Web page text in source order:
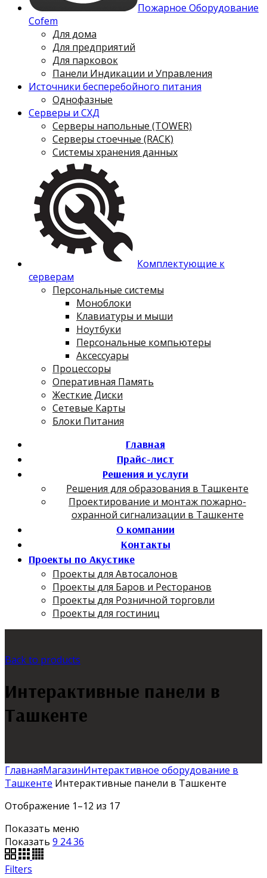
Пожарное Оборудование
Cofem
Для дома
Для предприятий
Для парковок
Панели Индикации и Управления
Источники бесперебойного питания
Однофазные
Серверы и СХД
Серверы напольные (TOWER)
Серверы стоечные (RACK)
Системы хранения данных
Комплектующие к
серверам
Персональные системы
Моноблоки
Клавиатуры и мыши
Ноутбуки
Персональные компьютеры
Аксессуары
Процессоры
Оперативная Память
Жесткие Диски
Сетевые Карты
Блоки Питания
Главная
Прайс-лист
Решения и услуги
Решения для образования в Ташкенте
Проектирование и монтаж пожарно-
охранной сигнализации в Ташкенте
О компании
Контакты
Проекты по Акустике
Проекты для Автосалонов
Проекты для Баров и Ресторанов
Проекты для Розничной торговли
Проекты для гостиниц
Back to products
Интерактивные панели в
Ташкенте
ГлавнаяМагазинИнтерактивное оборудование в
Ташкенте Интерактивные панели в Ташкенте
Отображение 1–12 из 17
Показать меню
Показать 9 2436
Filters